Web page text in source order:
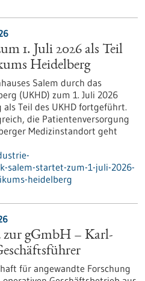
1. Juli 2026 als Teil
Heidelberg
Salem durch das
(UKHD) zum 1. Juli 2026
Teil des UKHD fortgeführt.
die Patientenversorgung
Medizinstandort geht
startet-zum-1-juli-2026-
heidelberg
zur gGmbH – Karl-
für angewandte Forschung